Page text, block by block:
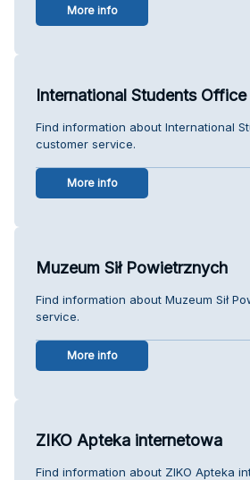
More info
International Students Office
Find information about International
customer service.
More info
Muzeum Sił Powietrznych
Find information about Muzeum Sił
service.
More info
ZIKO Apteka internetowa
Find information about ZIKO Apteka